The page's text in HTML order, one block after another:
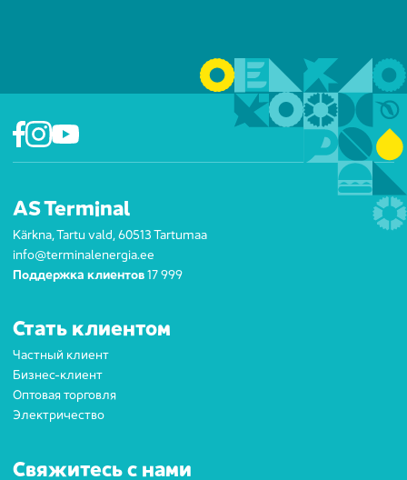
AS Terminal
Kärkna, Tartu vald, 60513 Tartumaa
info@terminalenergia.ee
Поддержка клиентов17 999
Стать клиентом
Частный клиент
Бизнес-клиент
Оптовая торговля
Электричество
Свяжитесь с нами